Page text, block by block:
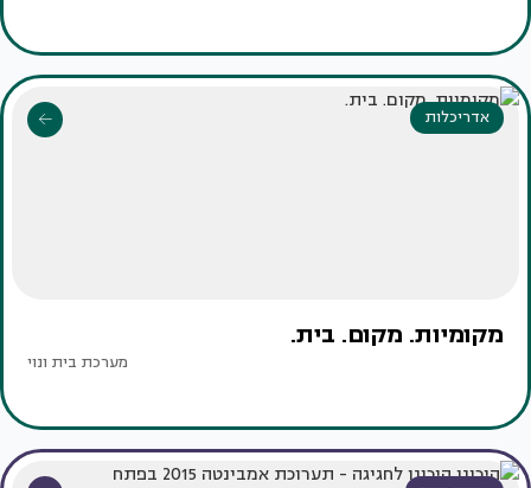
אדריכלות
מקומיות. מקום. בית.
מערכת בית ונוי